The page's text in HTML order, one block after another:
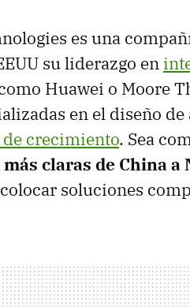
es una
su liderazgo en
Huawei o Moore
en el diseño
crecimiento. Sea
claras de China a
soluciones